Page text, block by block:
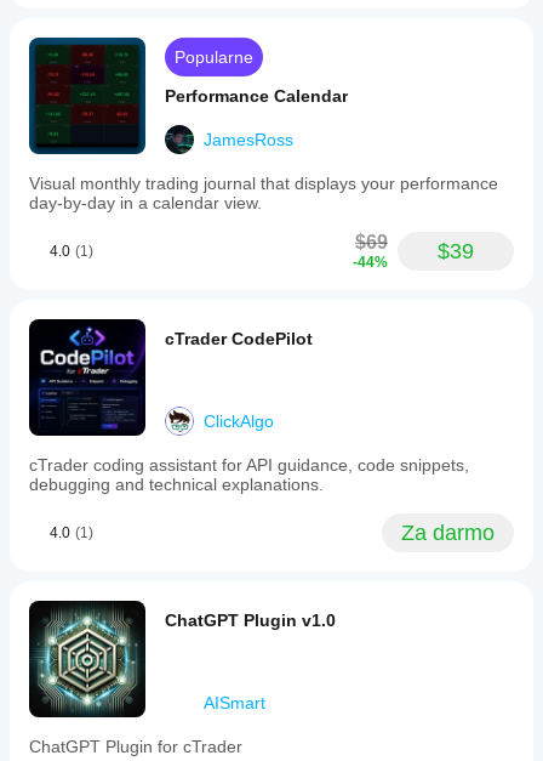
risk
percentage
meter
with
color-
coded
alerts
to
indicate
safe,
or
levels,
alongside
live
tracking
of
floating
and
equity
Risk
Watch
a
dedicated
tab
within
the
cTrader
bottom
panel,
Popularne
Performance Calendar
JamesRoss
Visual monthly trading journal that displays your performance
day-by-day in a calendar view.
4.0 (1) $69
-44% $39
cTrader CodePilot
ClickAlgo
cTrader coding assistant for API guidance, code snippets,
debugging and technical explanations.
4.0 (1) Za darmo
ChatGPT Plugin v1.0
AISmart
ChatGPT Plugin for cTrader